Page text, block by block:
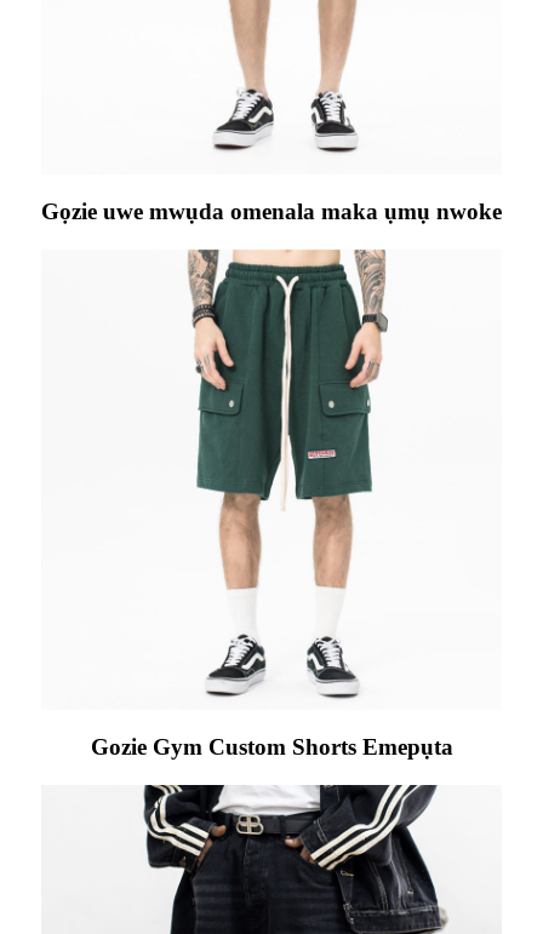
Gọzie uwe mwụda omenala maka ụmụ nwoke
Gozie Gym Custom Shorts Emepụta